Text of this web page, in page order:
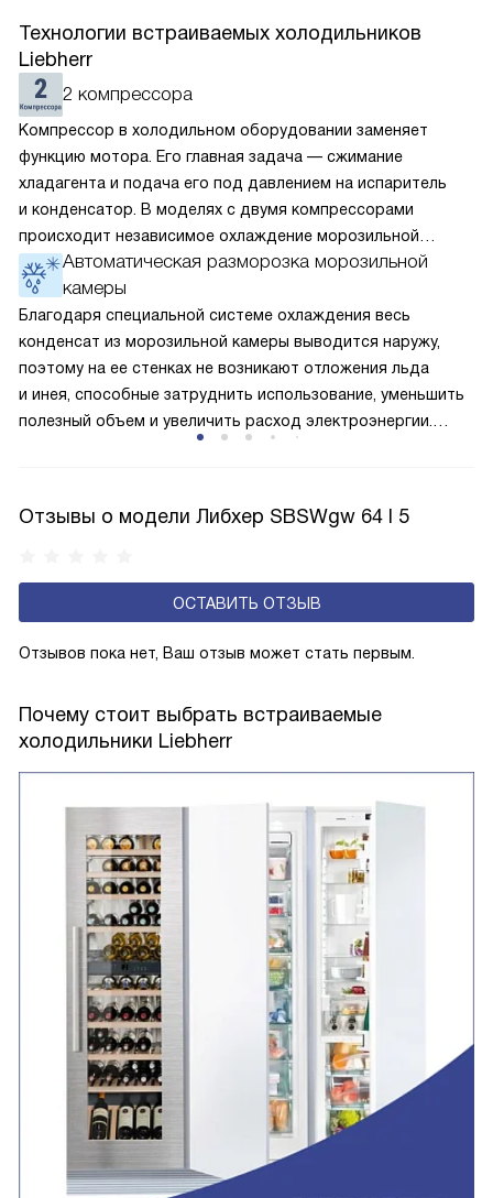
Технологии встраиваемых холодильников
Liebherr
2 компрессора
Компрессор в холодильном оборудовании заменяет
функцию мотора. Его главная задача — сжимание
хладагента и подача его под давлением на испаритель
и конденсатор. В моделях с двумя компрессорами
происходит независимое охлаждение морозильной
и холодильной камеры. В них можно отдельно друг
от друга выставить температуру. Поскольку каждый
элемент охлаждает только одно из отделений, его
мощность и, соответственно, энергоёмкость ниже, чем
у однокомпрессорного варианта.
Автоматическая разморозка морозильной
камеры
Благодаря специальной системе охлаждения весь
конденсат из морозильной камеры выводится наружу,
поэтому на ее стенках не возникают отложения льда
и инея, способные затруднить использование, уменьшить
полезный объем и увеличить расход электроэнергии.
Отзывы о модели Либхер SBSWgw 64 I 5
ОСТАВИТЬ ОТЗЫВ
Отзывов пока нет, Ваш отзыв может стать первым.
Почему стоит выбрать встраиваемые
холодильники Liebherr